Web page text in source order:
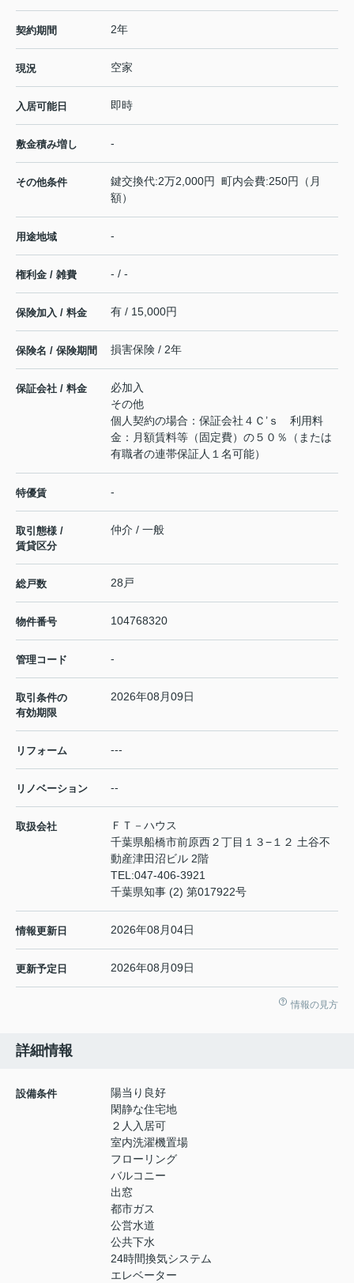
契約期間 2年
現況 空家
入居可能日 即時
敷金積み増し -
その他条件
鍵交換代:2万2,000円 町内会費:250円（月
額）
用途地域 -
権利金 / 雑費 - / -
保険加入 / 料金 有 / 15,000円
保険名 / 保険期間 損害保険 / 2年
保証会社 / 料金
必加入
その他
個人契約の場合：保証会社４Ｃ’ｓ 利用料
金：月額賃料等（固定費）の５０％（または
有職者の連帯保証人１名可能）
特優賃 -
取引態様 /
賃貸区分
仲介 / 一般
総戸数 28戸
物件番号 104768320
管理コード -
取引条件の
有効期限
2026年08月09日
リフォーム ---
リノベーション --
取扱会社
ＦＴ－ハウス
千葉県船橋市前原西２丁目１３−１２ 土谷不
動産津田沼ビル 2階
TEL:047-406-3921
千葉県知事 (2) 第017922号
情報更新日 2026年08月04日
更新予定日 2026年08月09日
情報の見方
詳細情報
設備条件
陽当り良好
閑静な住宅地
２人入居可
室内洗濯機置場
フローリング
バルコニー
出窓
都市ガス
公営水道
公共下水
24時間換気システム
エレベーター